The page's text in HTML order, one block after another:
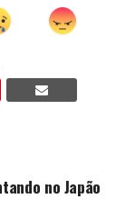
no Japão